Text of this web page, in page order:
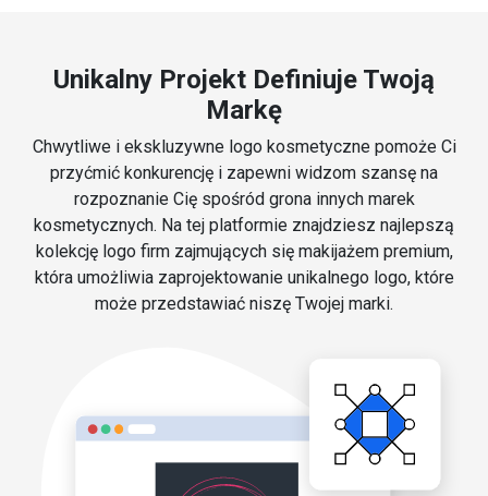
Unikalny Projekt Definiuje Twoją
Markę
Chwytliwe i ekskluzywne logo kosmetyczne pomoże Ci
przyćmić konkurencję i zapewni widzom szansę na
rozpoznanie Cię spośród grona innych marek
kosmetycznych. Na tej platformie znajdziesz najlepszą
kolekcję logo firm zajmujących się makijażem premium,
która umożliwia zaprojektowanie unikalnego logo, które
może przedstawiać niszę Twojej marki.